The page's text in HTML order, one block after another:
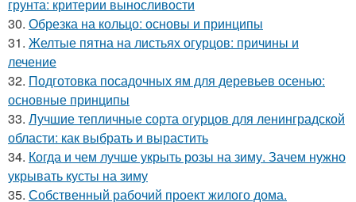
грунта: критерии выносливости
30. Обрезка на кольцо: основы и принципы
31. Желтые пятна на листьях огурцов: причины и
лечение
32. Подготовка посадочных ям для деревьев осенью:
основные принципы
33. Лучшие тепличные сорта огурцов для ленинградской
области: как выбрать и вырастить
34. Когда и чем лучше укрыть розы на зиму. Зачем нужно
укрывать кусты на зиму
35. Собственный рабочий проект жилого дома.